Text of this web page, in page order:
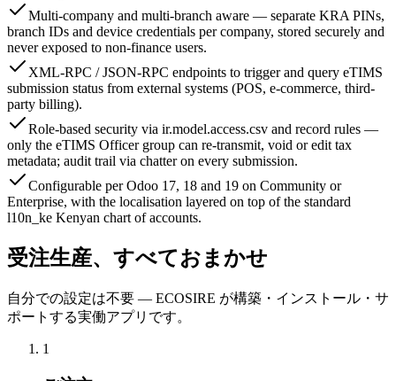
Multi-company and multi-branch aware — separate KRA PINs,
branch IDs and device credentials per company, stored securely and
never exposed to non-finance users.
XML-RPC / JSON-RPC endpoints to trigger and query eTIMS
submission status from external systems (POS, e-commerce, third-
party billing).
Role-based security via ir.model.access.csv and record rules —
only the eTIMS Officer group can re-transmit, void or edit tax
metadata; audit trail via chatter on every submission.
Configurable per Odoo 17, 18 and 19 on Community or
Enterprise, with the localisation layered on top of the standard
l10n_ke Kenyan chart of accounts.
受注生産、すべておまかせ
自分での設定は不要 — ECOSIRE が構築・インストール・サ
ポートする実働アプリです。
1